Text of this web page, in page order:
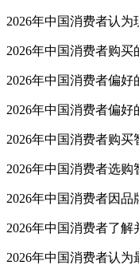
2026年中国消费者认
2026年中国消费者购
2026年中国消费者偏
2026年中国消费者偏
2026年中国消费者购买
2026年中国消费者选
2026年中国消费者因
2026年中国消费者了
2026年中国消费者认为